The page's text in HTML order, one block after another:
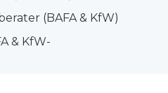
(BAFA & KfW)
& KfW-